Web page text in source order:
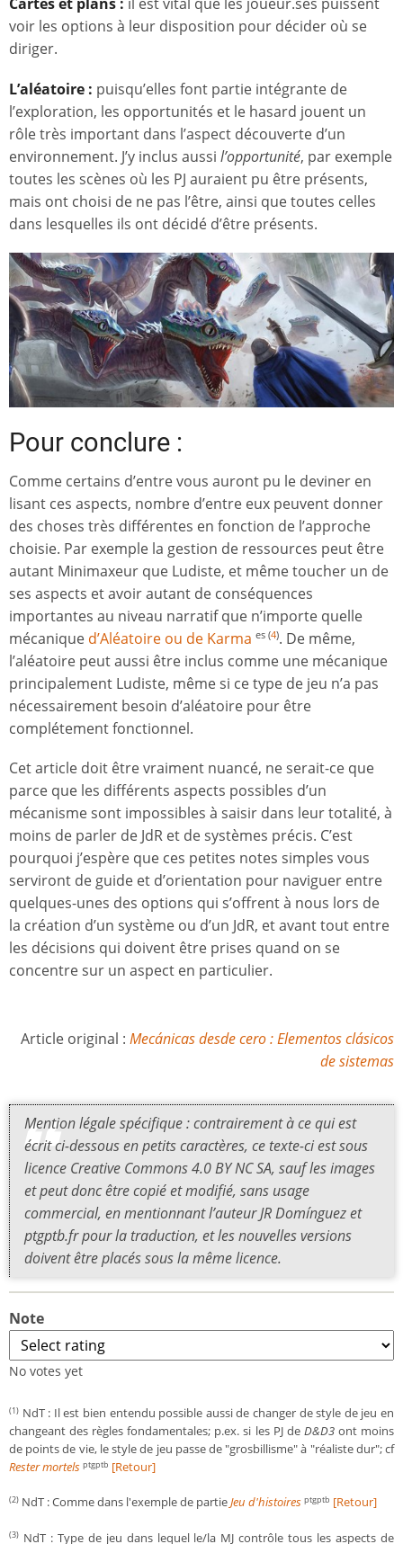
voir les options à leur disposition pour décider où se
diriger.
L’aléatoire : puisqu’elles font partie intégrante de
l’exploration, les opportunités et le hasard jouent un
rôle très important dans l’aspect découverte d’un
environnement. J’y inclus aussi l’opportunité, par exemple
toutes les scènes où les PJ auraient pu être présents,
mais ont choisi de ne pas l’être, ainsi que toutes celles
dans lesquelles ils ont décidé d’être présents.
Pour conclure :
Comme certains d’entre vous auront pu le deviner en
lisant ces aspects, nombre d’entre eux peuvent donner
des choses très différentes en fonction de l’approche
choisie. Par exemple la gestion de ressources peut être
autant Minimaxeur que Ludiste, et même toucher un de
ses aspects et avoir autant de conséquences
importantes au niveau narratif que n’importe quelle
mécanique d’Aléatoire ou de Karma es (4). De même,
l’aléatoire peut aussi être inclus comme une mécanique
principalement Ludiste, même si ce type de jeu n’a pas
nécessairement besoin d’aléatoire pour être
complétement fonctionnel.
Cet article doit être vraiment nuancé, ne serait-ce que
parce que les différents aspects possibles d’un
mécanisme sont impossibles à saisir dans leur totalité, à
moins de parler de JdR et de systèmes précis. C’est
pourquoi j’espère que ces petites notes simples vous
serviront de guide et d’orientation pour naviguer entre
quelques-unes des options qui s’offrent à nous lors de
la création d’un système ou d’un JdR, et avant tout entre
les décisions qui doivent être prises quand on se
concentre sur un aspect en particulier.
Article original : Mecánicas desde cero : Elementos clásicos
de sistemas
Mention légale spécifique : contrairement à ce qui est
écrit ci-dessous en petits caractères, ce texte-ci est sous
licence Creative Commons 4.0 BY NC SA, sauf les images
et peut donc être copié et modifié, sans usage
commercial, en mentionnant l’auteur JR Domínguez et
ptgptb.fr pour la traduction, et les nouvelles versions
doivent être placés sous la même licence.
Note
No votes yet
(1) NdT : Il est bien entendu possible aussi de changer de style de jeu en
changeant des règles fondamentales; p.ex. si les PJ de D&D3ont moins
de points de vie, le style de jeu passe de "grosbillisme" à "réaliste dur"; cf
Rester mortels ptgptb [Retour]
(2) NdT : Comme dans l'exemple de partieJeu d'histoires ptgptb [Retour]
(3) NdT : Type de jeu dans lequel le/la MJ contrôle tous les aspects de